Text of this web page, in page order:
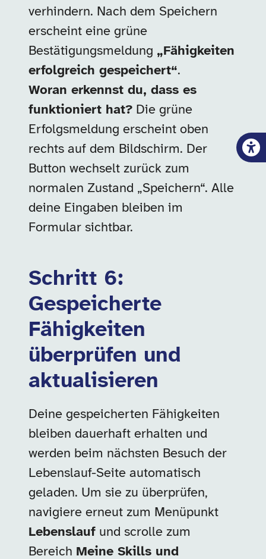
verhindern. Nach dem Speichern
erscheint eine grüne
Bestätigungsmeldung „Fähigkeiten
erfolgreich gespeichert“.
Woran erkennst du, dass es
funktioniert hat? Die grüne
Erfolgsmeldung erscheint oben
rechts auf dem Bildschirm. Der
Button wechselt zurück zum
normalen Zustand „Speichern“. Alle
deine Eingaben bleiben im
Formular sichtbar.
Schritt 6:
Gespeicherte
Fähigkeiten
überprüfen und
aktualisieren
Deine gespeicherten Fähigkeiten
bleiben dauerhaft erhalten und
werden beim nächsten Besuch der
Lebenslauf-Seite automatisch
geladen. Um sie zu überprüfen,
navigiere erneut zum Menüpunkt
Lebenslauf und scrolle zum
Bereich Meine Skills und